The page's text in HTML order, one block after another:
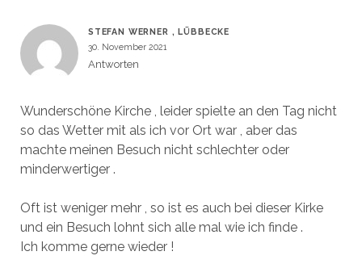
STEFAN WERNER , LÜBBECKE
30. November 2021
Antworten
Wunderschöne Kirche , leider spielte an den Tag nicht
so das Wetter mit als ich vor Ort war , aber das
machte meinen Besuch nicht schlechter oder
minderwertiger .
Oft ist weniger mehr , so ist es auch bei dieser Kirke
und ein Besuch lohnt sich alle mal wie ich finde .
Ich komme gerne wieder !